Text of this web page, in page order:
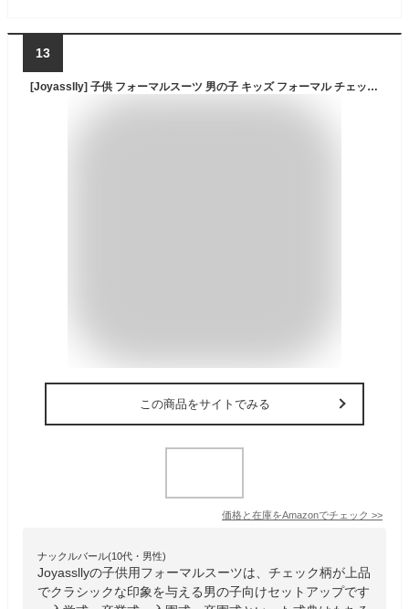
13
[Joyasslly] 子供 フォーマルスーツ 男の子 キッズ フォーマル チェック柄 子供服 セットアップ 入学式 卒業式 発表会 紳士服 入園式 卒園式 結婚式 (JP, 身長, 160, ネイビー)
この商品をサイトでみる
価格と在庫をAmazonでチェック >>
ナックルバール(10代・男性)
Joyassllyの子供用フォーマルスーツは、チェック柄が上品
でクラシックな印象を与える男の子向けセットアップです